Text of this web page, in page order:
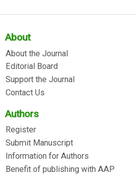
About
About the Journal
Editorial Board
Support the Journal
Contact Us
Authors
Register
Submit Manuscript
Information for Authors
Benefit of publishing with AAP